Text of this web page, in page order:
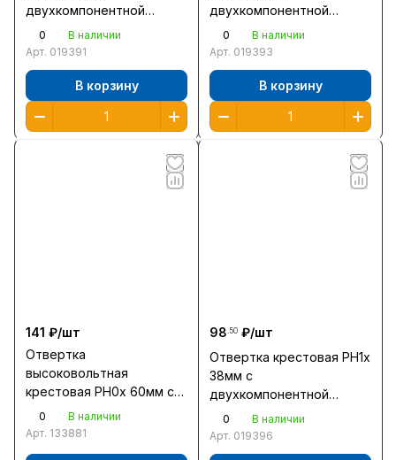
двухкомпонентной
рукояткой/2510-1-
15/25062-1-150 /12/
0
В наличии
Арт. 019391
В корзину
двухкомпонентной
рукояткой/2510-2-
10/25062-2-100 /12/
0
В наличии
Арт. 019393
В корзину
141 ₽/шт
Отвертка
высоковольтная
крестовая PH0x 60мм с
трехкомпонентной
рукояткой/25262-0-060
0
В наличии
Арт. 133881
98.50 ₽/шт
Отвертка крестовая PH1x
38мм с
двухкомпонентной
рукояткой/2510-38-1 /12/
0
В наличии
Арт. 019396